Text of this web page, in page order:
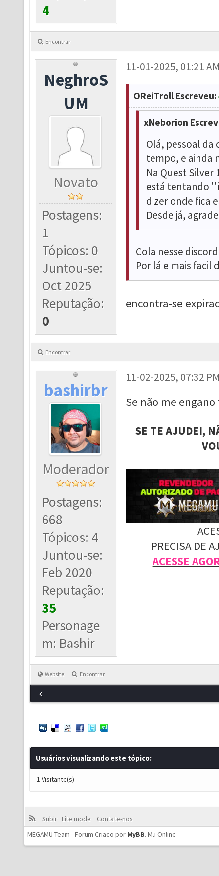
4
Encontrar
NeghroS
UM
Novato
Postagens:
1
Tópicos: 0
Juntou-se:
Oct 2025
Reputação:
0
11-01-2025, 01:21
OReiTroll Escreveu:
xNeborion
Olá, pessoal
tempo, e ainda
Na Quest
está tentando
dizer onde fica
Desde já,
Cola nesse
Por lá e mais facil
encontra-se
Encontrar
bashirbr
Moderador
Postagens:
668
Tópicos: 4
Juntou-se:
Feb 2020
Reputação:
35
Personage
m: Bashir
11-02-2025, 07:32
Se não me
SE TE AJUDEI,
PRECISA DE
ACESSE
Website Encontrar
Usuários visualizando este tópico:
1 Visitante(s)
Subir Lite mode
Contate-nos
MEGAMU Team - Forum Criado por MyBB. Mu Online